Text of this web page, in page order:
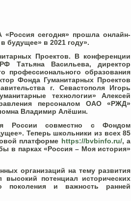
сегодня» прошла онлайн-
будущее» в 2021 году».
Проектов. В конференции
РФ Татьяна Васильева, директор
профессионального образования
Фонда Гуманитарных Проектов
г. Севастополя Игорь
технологии»Алексей
персоналом ОАО «РЖД»
Владимир Алёшин.
России совместно с Фондом
Теперь школьники из всех 85
платформе https://bvbinfo.ru/, а
в парках «Россия – Моя история»
организаций на тему развития
потенциал исторических
и важность ранней